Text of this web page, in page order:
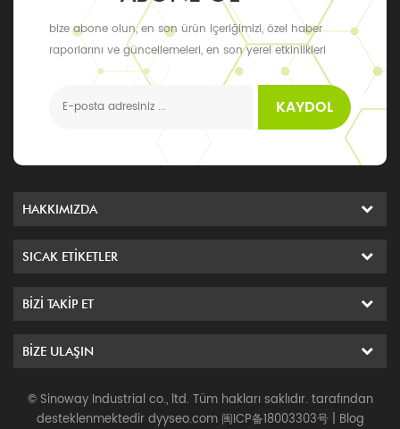
bize abone olun, en son ürün içeriğimizi, özel haber
raporlarını ve güncellemeleri, en son yerel etkinlikleri
alabilirsiniz
KAYDOL
HAKKIMIZDA
SICAK ETIKETLER
BIZI TAKIP ET
BIZE ULAŞIN
© Sinoway Industrial co., ltd. Tüm hakları saklıdır. tarafından
desteklenmektedirdyyseo.com 闽ICP备18003303号| Blog